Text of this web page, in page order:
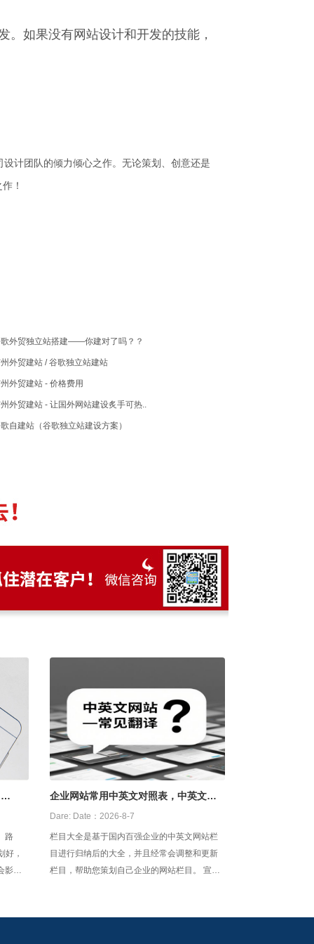
。如果没有网站设计和开发的技能，
计团队的倾力倾心之作。无论策划、创意还是
！
外贸独立站搭建——你建对了吗？？
外贸建站 / 谷歌独立站建站
外贸建站 - 价格费用
外贸建站 - 让国外网站建设炙手可热..
自建站（谷歌独立站建设方案）
好，
影响
企业网站常用中英文对照表，中英文网
站建设翻译
Dare: Date：2026-8-7
栏目大全是基于国内百强企业的中英文网站栏
目进行归纳后的大全，并且经常会调整和更新
栏目，帮助您策划自己企业的网站栏目。 宣传